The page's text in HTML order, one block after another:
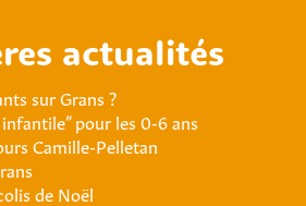
actualités
sur Grans ?
pour les 0-6 ans
Camille-Pelletan
de Noël